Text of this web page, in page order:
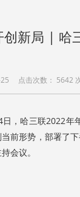
创新局 | 哈
25 点击次数： 5642
哈三联2022年年
前形势，部署了
会议。